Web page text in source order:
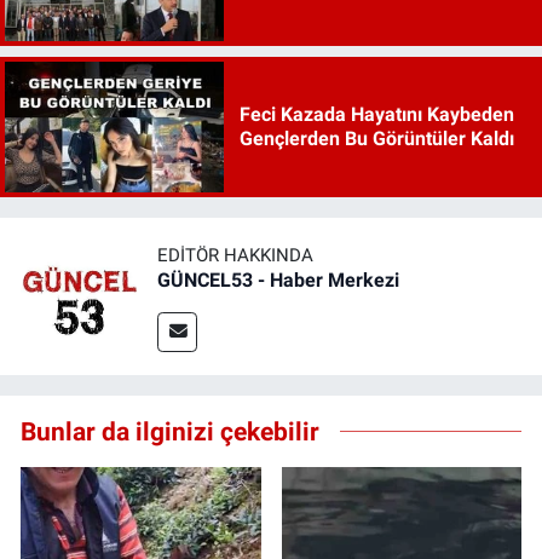
Feci Kazada Hayatını Kaybeden
Gençlerden Bu Görüntüler Kaldı
EDITÖR HAKKINDA
GÜNCEL53 - Haber Merkezi
Bunlar da ilginizi çekebilir